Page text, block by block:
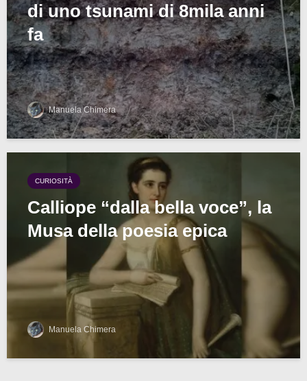
di uno tsunami di 8mila anni
fa
Manuela Chimera
CURIOSITÀ
Calliope “dalla bella voce”, la
Musa della poesia epica
Manuela Chimera